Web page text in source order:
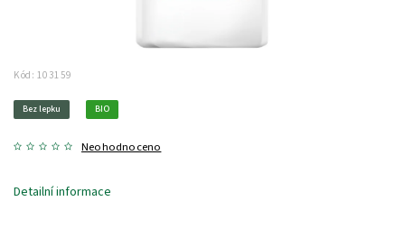
Kód: 103159
Bez lepku BIO
Neohodnoceno
Detailní informace